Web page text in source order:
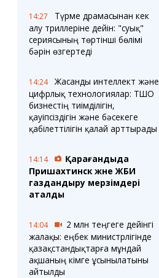
14:27
Түрме драмасынан кек
алу триллеріне дейін: "суық"
сериясының төртінші бөлімі
бәрін өзгертеді
14:24
Жасанды интеллект және
цифрлық технологиялар: ТШО
бизнестің тиімділігін,
қауіпсіздігін және бәсекеге
қабілеттілігін қалай арттырады
14:14
Қарағандыда
Пришахтинск және ЖБИ
газдандыру мерзімдері
аталды
14:04
2 млн теңгеге дейінгі
жалақы: еңбек министрлігінде
қазақстандықтарға мұндай
ақшаның кімге ұсынылатыны
айтылды